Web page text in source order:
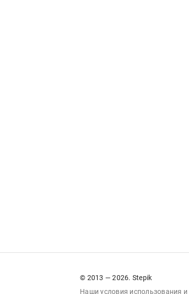
© 2013 — 2026. Stepik
Наши условия использования и